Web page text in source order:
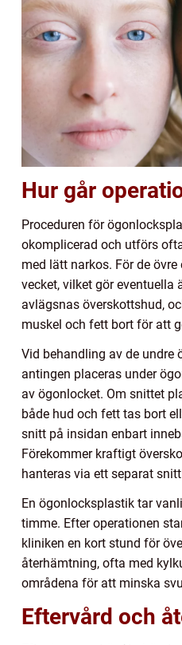
Hur går
Proceduren för
okomplicerad och utförs
med lätt narkos. För de
vecket, vilket gör eventuella
avlägsnas överskottshud,
muskel och fett bort för att
Vid behandling av de undre
antingen placeras under
av ögonlocket. Om snittet
både hud och fett tas bort
snitt på insidan enbart
Förekommer kraftigt
hanteras via ett separat
En ögonlocksplastik tar
timme. Efter operationen
kliniken en kort stund för
återhämtning, ofta med
områdena för att minska
Eftervård och